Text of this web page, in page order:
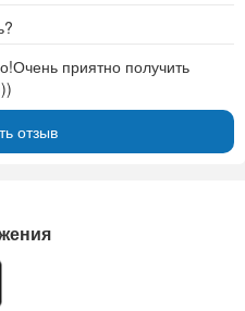
приятно получить
отзыв